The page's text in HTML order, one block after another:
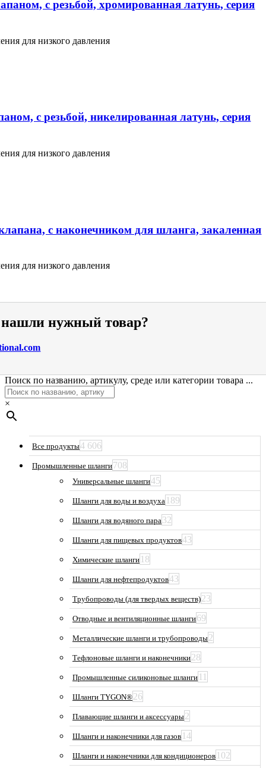
с резьбой, хромированная латунь, серия
для низкого давления
с резьбой, никелированная латунь, серия
для низкого давления
с наконечником для шланга, закаленная
для низкого давления
нужный товар?
Поиск по названию, артикулу, среде или категории товара ...
×
Все продукты4 606
Промышленные шланги708
Универсальные шланги45
Шланги для воды и воздуха 189
Шланги для водяного пара32
Шланги для пищевых продуктов43
Химические шланги 18
Шланги для нефтепродуктов43
Трубопроводы (для твердых веществ)23
Отводные и вентиляционные шланги69
Металлические шланги и трубопроводы2
Тефлоновые шланги и наконечники28
Промышленные силиконовые шланги 11
Шланги TYGON®26
Плавающие шланги и аксессуары2
Шланги и наконечники для газов 14
Шланги и наконечники для кондиционеров 102